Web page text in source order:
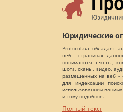
Юридические
Protocol.ua обладает
веб - страницах
понимаются тексты,
шота, сканы, видео,
размещенных на веб -
для индексации
использованием
и тому подобное.
Полный текст